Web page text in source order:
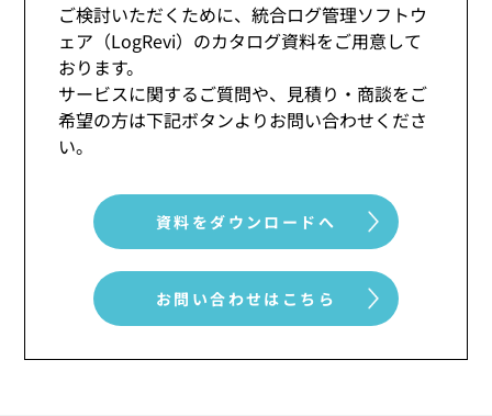
ご検討いただくために、統合ログ管理ソフトウ
ェア（LogRevi）のカタログ資料をご用意して
おります。
サービスに関するご質問や、見積り・商談をご
希望の方は下記ボタンよりお問い合わせくださ
い。
資料をダウンロードへ
お問い合わせはこちら